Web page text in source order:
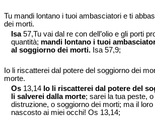
Tu mandi lontano i tuoi ambasciatori e ti
dei morti.
Isa57,Tu vai dal re con dell’olio e gli porti
quantità; mandi lontano i tuoi
al soggiorno dei morti. Isa 57,9;
Io li riscatterei dal potere del soggiorno dei
morte.
Os 13,14 Io li riscatterei dal potere del
li salverei dalla morte; sarei la tua peste,
distruzione, o soggiorno dei morti; ma il
nascosto ai miei occhi! Os 13,14;